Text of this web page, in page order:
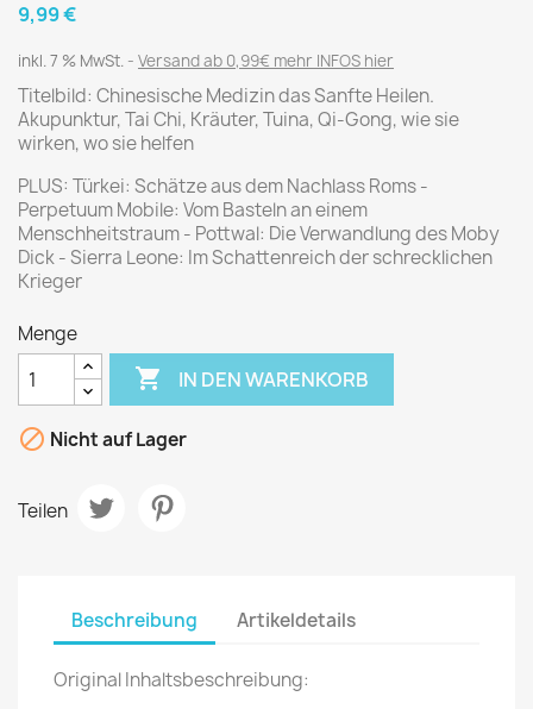
9,99 €
inkl. 7 % MwSt. Versand ab 0,99€ mehr INFOS hier
Titelbild: Chinesische Medizin das Sanfte Heilen.
Akupunktur, Tai Chi, Kräuter, Tuina, Qi-Gong, wie sie
wirken, wo sie helfen
PLUS: Türkei: Schätze aus dem Nachlass Roms -
Perpetuum Mobile: Vom Basteln an einem
Menschheitstraum - Pottwal: Die Verwandlung des Moby
Dick - Sierra Leone: Im Schattenreich der schrecklichen
Krieger
Menge
 IN DEN WARENKORB
 Nicht auf Lager
Teilen
Beschreibung Artikeldetails
Original Inhaltsbeschreibung: